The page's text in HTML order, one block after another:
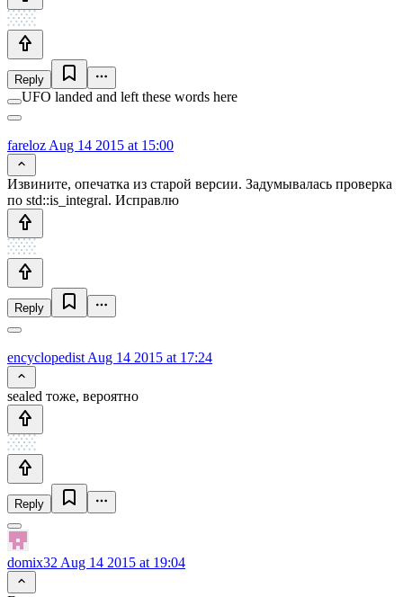
Reply
UFO landed and left these words here
fareloz Aug 14 2015 at 15:00
Извините, опечатка из старой версии. Задумывалась проверка
по std::is_integral. Исправлю
Reply
encyclopedist Aug 14 2015 at 17:24
sealed тоже, вероятно
Reply
domix32 Aug 14 2015 at 19:04